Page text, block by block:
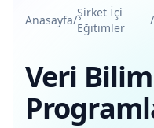
Anasayfa/
Şirket İçi
Eğitimler
/
Veri